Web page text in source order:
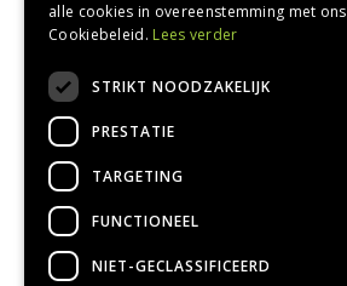
alle cookies in overeenstemming met ons
Cookiebeleid. Lees verder
STRIKT NOODZAKELIJK
PRESTATIE
TARGETING
FUNCTIONEEL
NIET-GECLASSIFICEERD